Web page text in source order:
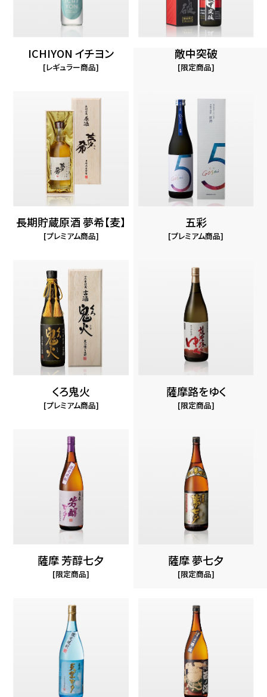
ICHIYON イチヨン
レギュラー商品
敵中突破
限定商品
長期貯蔵原酒 夢希【麦】
プレミアム商品
五彩
プレミアム商品
くろ鬼火
プレミアム商品
薩摩路をゆく
限定商品
薩摩 芳醇七夕
限定商品
薩摩 夢七夕
限定商品